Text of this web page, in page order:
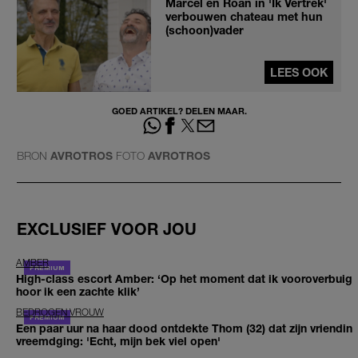
verbouwen chateau met hun
(schoon)vader
LEES OOK
GOED ARTIKEL? DELEN MAAR.
BRON AVROTROS FOTO AVROTROS
EXCLUSIEF VOOR JOU
AMBER
High-class escort Amber: ‘Op het moment dat ik vooroverbuig
hoor ik een zachte klik’
BEDROGEN VROUW
Een paar uur na haar dood ontdekte Thom (32) dat zijn vriendin
vreemdging: 'Echt, mijn bek viel open'